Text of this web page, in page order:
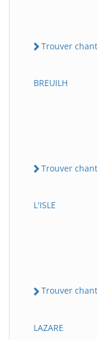
Trouver
BREUILH
Trouver
L'ISLE
Trouver
LAZARE